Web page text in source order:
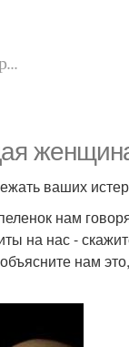
ваших
нам
на нас -
нам